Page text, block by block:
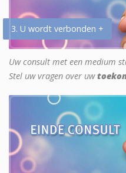
3. U wordt verbonden +
Uw consult met een medium
Stel uw vragen over uw